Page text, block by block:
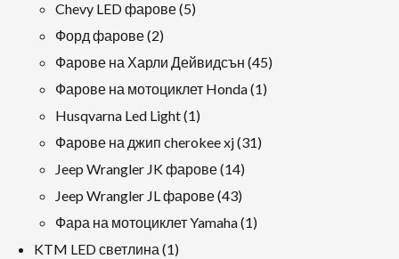
Chevy LED фарове 55
Форд фарове 22
продукти
Фарове на Харли Дейвидсън 4545
Фарове на мотоциклет Honda 11
Husqvarna Led Light 11
продукт
Фарове на джип cherokee xj 3131
Jeep Wrangler JK фарове 1414
продукти
Jeep Wrangler JL фарове 4343
продукти
Фара на мотоциклет Yamaha 11
KTM LED светлина 11